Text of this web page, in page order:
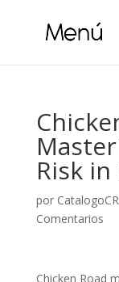
Risk in
por CatalogoCR
Comentarios
Chicken Road